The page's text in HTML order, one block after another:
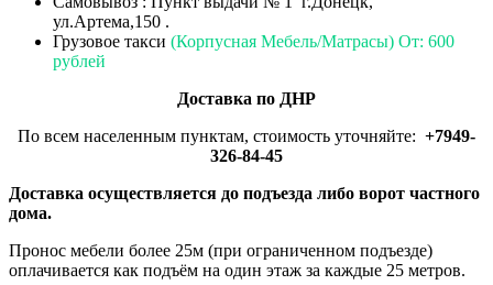
ул.Артема,150 .
Грузовое такси (Корпусная Мебель/Матрасы) От: 600
рублей
Доставка по ДНР
По всем населенным пунктам, стоимость уточняйте: +7949-
326-84-45
Доставка осуществляется до подъезда либо ворот частного
дома.
Пронос мебели более 25м (при ограниченном подъезде)
оплачивается как подъём на один этаж за каждые 25 метров.